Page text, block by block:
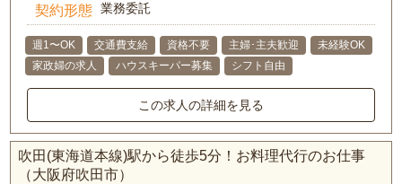
契約形態 業務委託
週1〜OK 交通費支給 資格不要 主婦･主夫歓迎
未経験OK
家政婦の求人
ハウスキーパー募集 シフト自由
この求人の詳細を見る
吹田(東海道本線)駅から徒歩5分！お料理代行のお仕事
（大阪府吹田市）